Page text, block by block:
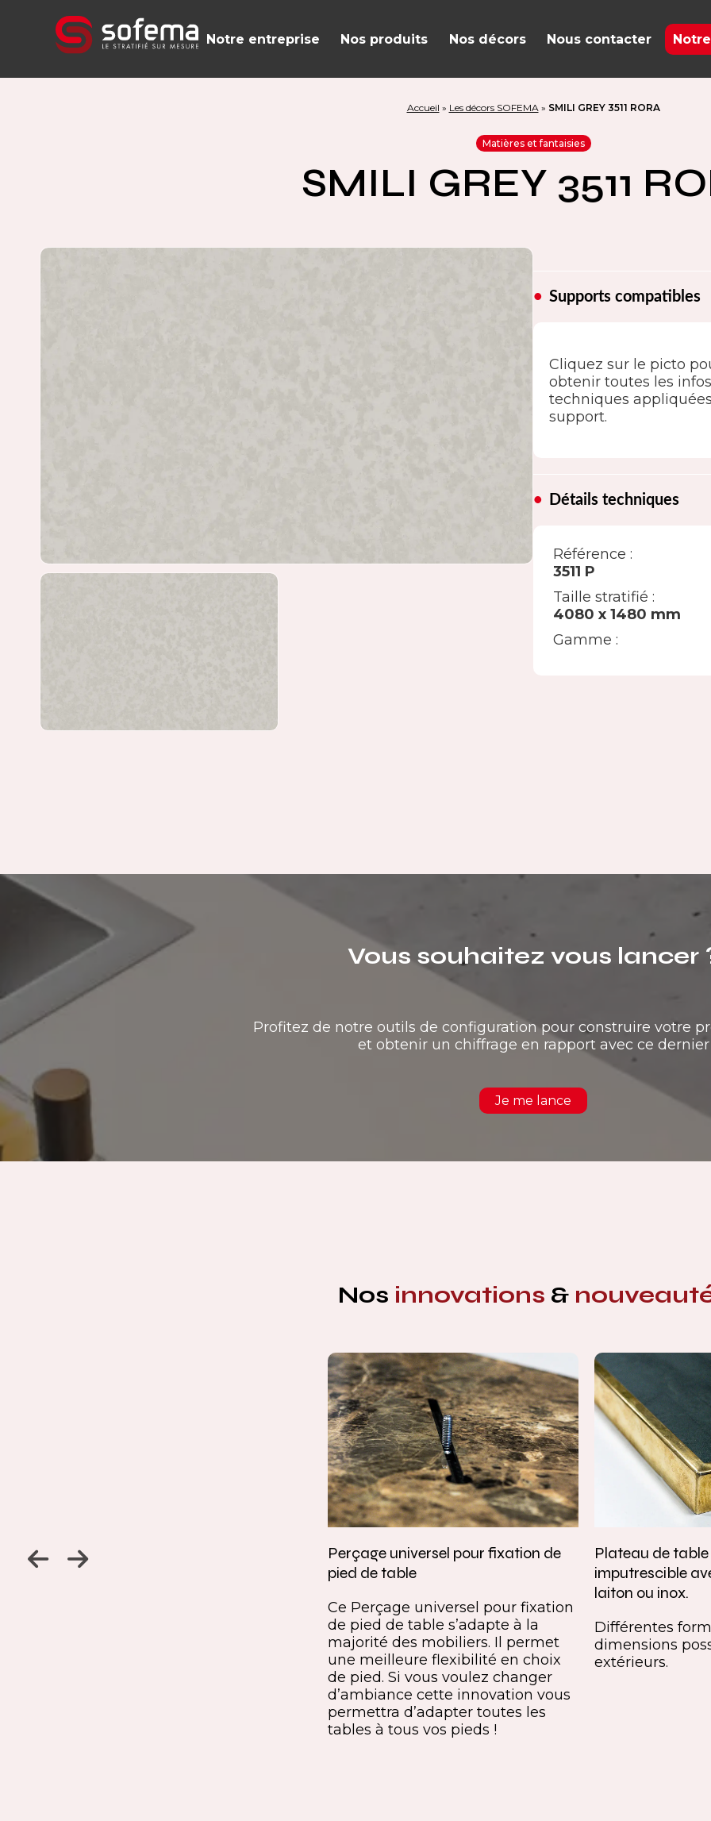
Notre entreprise Nos produits Nos décors Nous contacter
Accueil » Les décors SOFEMA» SMILI GREY 3511 RORA
Matières et fantaisies
SMILI GREY 3511
Supports compatibles
Cliquez sur le picto
obtenir toutes les infos
techniques
support.
Détails techniques
Référence :
3511 P
Taille stratifié :
4080 x 1480 mm
Gamme :
Vous souhaitez vous lancer
Profitez de notre outils de configuration pour construire votre
et obtenir un chiffrage en rapport avec ce dernier
Je me lance
Nos innovations &
Jambage à 45
Perçage universel pour fixation de
pied de table
Ce Perçage universel pour fixation
de pied de table s’adapte à la
majorité des mobiliers. Il permet
une meilleure flexibilité en choix
de pied. Si vous voulez changer
d’ambiance cette innovation vous
permettra d’adapter toutes les
tables à tous vos pieds !
Plateau de
imputrescible
laiton ou inox.
Différentes
dimensions
extérieurs.